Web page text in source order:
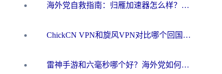
海外党自救指南：归雁加速器怎么样？教你避开坑实现国内资源无缝访问
ChickCN VPN和旋风VPN对比哪个回国效果更好？海外用户的选择困境与出路
雷神手游和六毫秒哪个好？海外党如何真正解锁国内资源